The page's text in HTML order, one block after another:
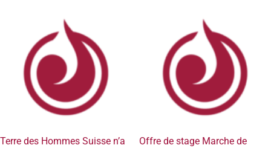
Terre des Hommes Suisse n’a
Offre de stage Marche de